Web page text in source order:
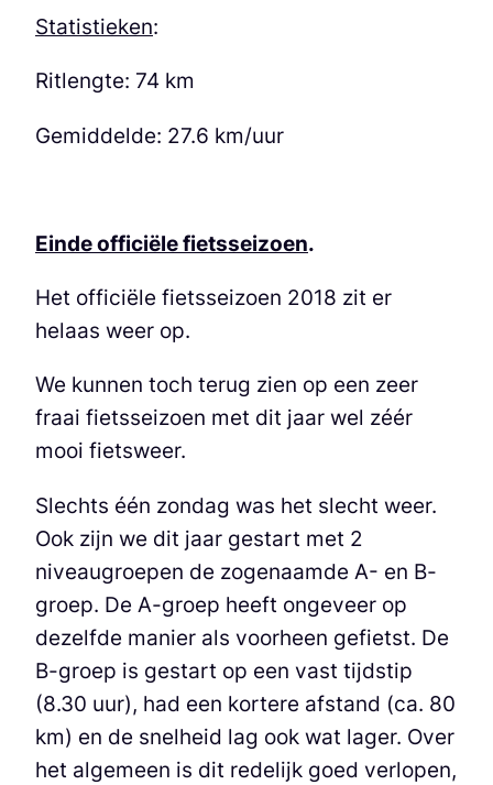
Statistieken:
Ritlengte: 74 km
Gemiddelde: 27.6 km/uur
Einde officiële fietsseizoen.
Het officiële fietsseizoen 2018 zit er
helaas weer op.
We kunnen toch terug zien op een zeer
fraai fietsseizoen met dit jaar wel zéér
mooi fietsweer.
Slechts één zondag was het slecht weer.
Ook zijn we dit jaar gestart met 2
niveaugroepen de zogenaamde A- en B-
groep. De A-groep heeft ongeveer op
dezelfde manier als voorheen gefietst. De
B-groep is gestart op een vast tijdstip
(8.30 uur), had een kortere afstand (ca. 80
km) en de snelheid lag ook wat lager. Over
het algemeen is dit redelijk goed verlopen,